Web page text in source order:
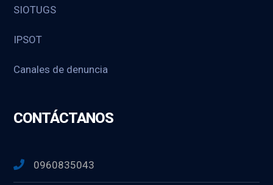
SIOTUGS
IPSOT
Canales de denuncia
CONTÁCTANOS
0960835043